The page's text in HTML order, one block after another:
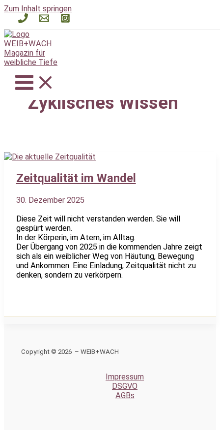
Zum Inhalt springen
Zyklisches Wissen
Zeitqualität im Wandel
30. Dezember 2025
Diese Zeit will nicht verstanden werden. Sie will
gespürt werden.
In der Körperin, im Atem, im Alltag.
Der Übergang von 2025 in die kommenden Jahre zeigt
sich als ein weiblicher Weg von Häutung, Bewegung
und Ankommen. Eine Einladung, Zeitqualität nicht zu
denken, sondern zu verkörpern.
Copyright © 2026 – WEIB+WACH
Impressum
DSGVO
AGBs